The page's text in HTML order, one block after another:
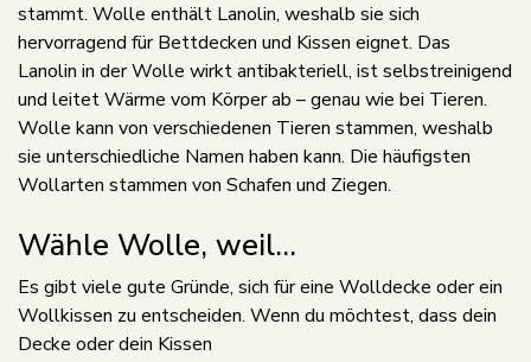
stammt. Wolle enthält Lanolin, weshalb sie sich
hervorragend für Bettdecken und Kissen eignet. Das
Lanolin in der Wolle wirkt antibakteriell, ist selbstreinigend
und leitet Wärme vom Körper ab – genau wie bei Tieren.
Wolle kann von verschiedenen Tieren stammen, weshalb
sie unterschiedliche Namen haben kann. Die häufigsten
Wollarten stammen von Schafen und Ziegen.
Wähle Wolle, weil...
Es gibt viele gute Gründe, sich für eine Wolldecke oder ein
Wollkissen zu entscheiden. Wenn du möchtest, dass dein
Decke oder dein Kissen